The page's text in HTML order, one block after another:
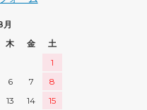
木 金
土
1
6 7
8
13 14
15